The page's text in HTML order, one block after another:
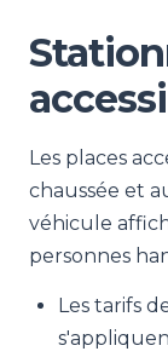
Les places
chaussée et
véhicule
personnes
Les tarifs